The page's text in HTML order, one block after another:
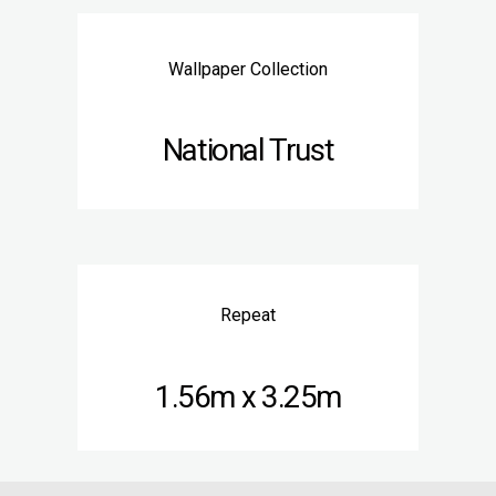
Wallpaper Collection
National Trust
Repeat
1.56m x 3.25m